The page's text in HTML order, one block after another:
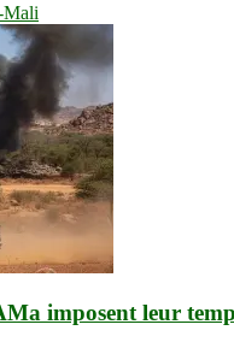
imposent leur